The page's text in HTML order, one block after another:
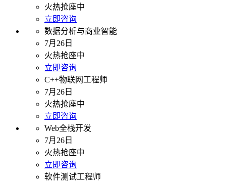
火热抢座中
立即咨询
数据分析与商业智能
7月26日
火热抢座中
立即咨询
C++物联网工程师
7月26日
火热抢座中
立即咨询
Web全栈开发
7月26日
火热抢座中
立即咨询
软件测试工程师